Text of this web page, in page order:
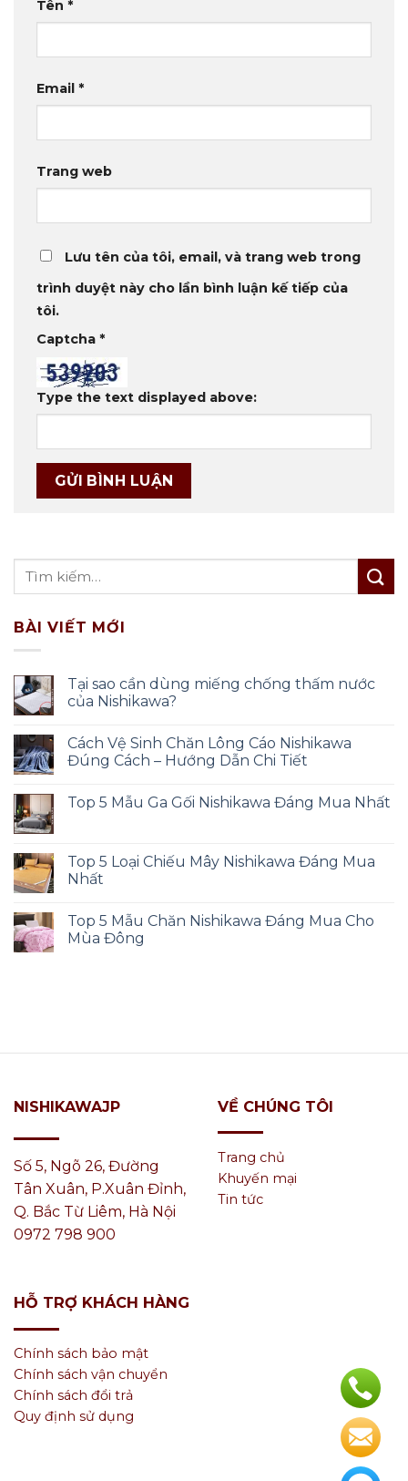
Tên *
Email *
Trang web
Lưu tên của tôi, email, và trang web trong
trình duyệt này cho lần bình luận kế tiếp của
tôi.
Captcha *
Type the text displayed above:
BÀI VIẾT MỚI
Tại sao cần dùng miếng chống thấm nước
của Nishikawa?
Cách Vệ Sinh Chăn Lông Cáo Nishikawa
Đúng Cách – Hướng Dẫn Chi Tiết
Top 5 Mẫu Ga Gối Nishikawa Đáng Mua Nhất
Top 5 Loại Chiếu Mây Nishikawa Đáng Mua
Nhất
Top 5 Mẫu Chăn Nishikawa Đáng Mua Cho
Mùa Đông
NISHIKAWAJP
Số 5, Ngõ 26, Đường
Tân Xuân, P.Xuân Đỉnh,
Q. Bắc Từ Liêm, Hà Nội
0972 798 900
VỀ CHÚNG TÔI
Trang chủ
Khuyến mại
Tin tức
HỖ TRỢ KHÁCH HÀNG
Chính sách bảo mật
Chính sách vận chuyển
Chính sách đổi trả
Quy định sử dụng